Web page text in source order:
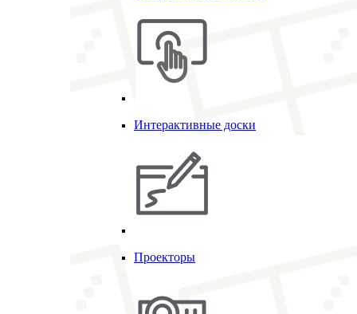
Интерактивные доски
Проекторы